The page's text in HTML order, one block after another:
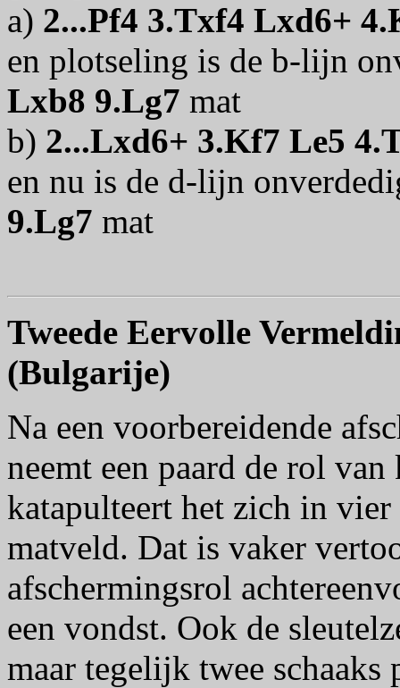
a) 2...Pf4 3.Txf4 Lxd6+
en plotseling is de b-lijn
Lxb8 9.Lg7 mat
b) 2...Lxd6+ 3.Kf7 Le5
en nu is de d-lijn
9.Lg7 mat
Tweede Eervolle
(Bulgarije)
Na een voorbereidende
neemt een paard de rol
katapulteert het zich in vier
matveld. Dat is vaker
afschermingsrol
een vondst. Ook de
maar tegelijk twee schaaks